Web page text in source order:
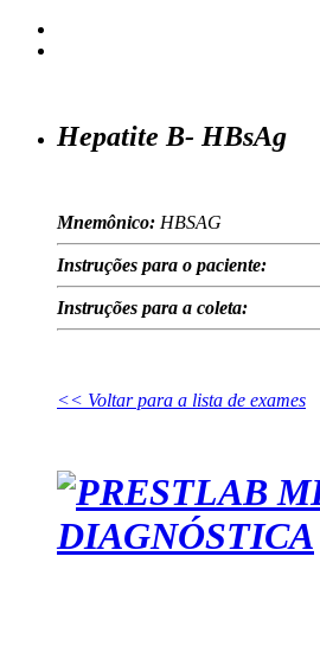
Hepatite B- HBsAg
Mnemônico: HBSAG
Instruções para o paciente:
Instruções para a coleta:
<< Voltar para a lista de exames